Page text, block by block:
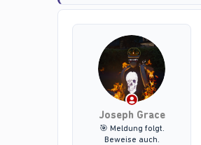
Joseph Grace
🎯 Meldung folgt.
Beweise auch.